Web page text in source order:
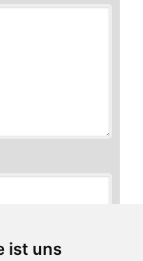
ist uns